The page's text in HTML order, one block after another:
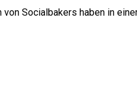
Socialbakers haben in